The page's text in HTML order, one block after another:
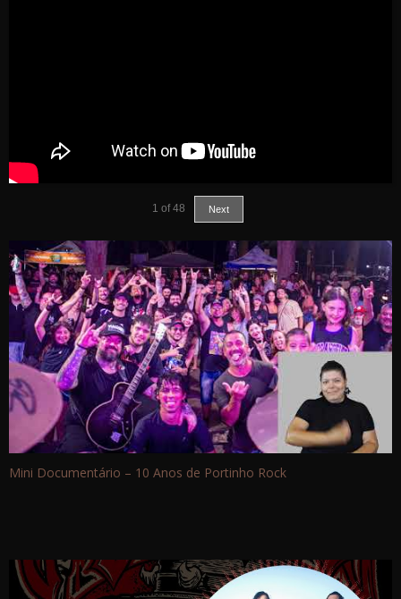
1 of 48 Next
Mini Documentário – 10 Anos de Portinho Rock